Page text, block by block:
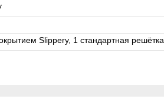
Slippery, 1 стандартная решётка